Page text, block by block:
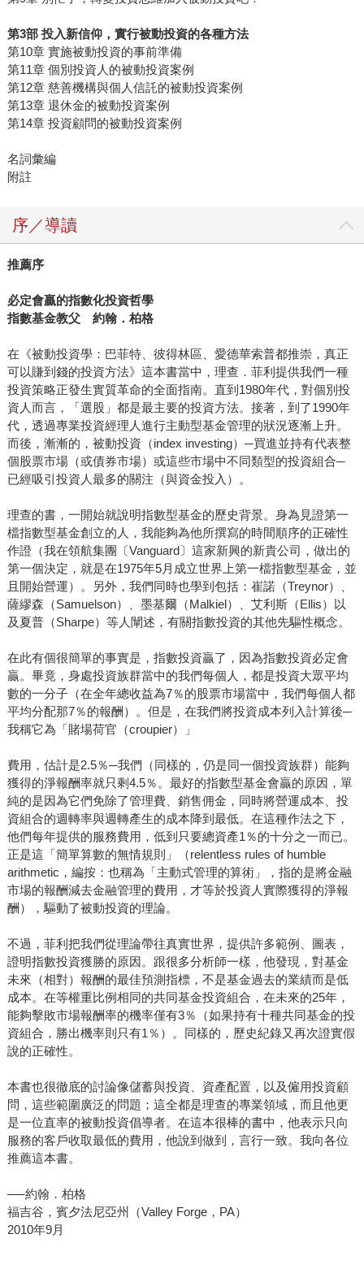
第3部 投入新信仰，實行被動投資的各種方法
第10章 實施被動投資的事前準備
第11章 個別投資人的被動投資案例
第12章 慈善機構與個人信託的被動投資案例
第13章 退休金的被動投資案例
第14章 投資顧問的被動投資案例
名詞彙編
附註
序／導讀
推薦序
必定會贏的指數化投資哲學
指數基金教父 約翰．柏格
在《被動投資學：巴菲特、彼得林區、愛德華索普都推崇，真正
可以賺到錢的投資方法》這本書當中，理查．菲利提供我們一種
投資策略正發生實質革命的全面指南。直到1980年代，對個別投
資人而言，「選股」都是最主要的投資方法。接著，到了1990年
代，透過專業投資經理人進行主動型基金管理的狀況逐漸上升。
而後，漸漸的，被動投資（index investing）─買進並持有代表整
個股票市場（或債券市場）或這些市場中不同類型的投資組合─
已經吸引投資人最多的關注（與資金投入）。
理查的書，一開始就說明指數型基金的歷史背景。身為見證第一
檔指數型基金創立的人，我能夠為他所撰寫的時間順序的正確性
作證（我在領航集團〔Vanguard〕這家新興的新貴公司，做出的
第一個決定，就是在1975年5月成立世界上第一檔指數型基金，並
且開始營運）。另外，我們同時也學到包括：崔諾（Treynor）、
薩繆森（Samuelson）、墨基爾（Malkiel）、艾利斯（Ellis）以
及夏普（Sharpe）等人闡述，有關指數投資的其他先驅性概念。
在此有個很簡單的事實是，指數投資贏了，因為指數投資必定會
贏。畢竟，身處投資族群當中的我們每個人，都是投資大眾平均
數的一分子（在全年總收益為7％的股票市場當中，我們每個人都
平均分配那7％的報酬）。但是，在我們將投資成本列入計算後─
我稱它為「賭場荷官（croupier）」
費用，估計是2.5％─我們（同樣的，仍是同一個投資族群）能夠
獲得的淨報酬率就只剩4.5％。最好的指數型基金會贏的原因，單
純的是因為它們免除了管理費、銷售佣金，同時將營運成本、投
資組合的週轉率與週轉產生的成本降到最低。在這種作法之下，
他們每年提供的服務費用，低到只要總資產1％的十分之一而已。
正是這「簡單算數的無情規則」（relentless rules of humble
arithmetic，編按：也稱為「主動式管理的算術」，指的是將金融
市場的報酬減去金融管理的費用，才等於投資人實際獲得的淨報
酬），驅動了被動投資的理論。
不過，菲利把我們從理論帶往真實世界，提供許多範例、圖表，
證明指數投資獲勝的原因。跟很多分析師一樣，他發現，對基金
未來（相對）報酬的最佳預測指標，不是基金過去的業績而是低
成本。在等權重比例相同的共同基金投資組合，在未來的25年，
能夠擊敗市場報酬率的機率僅有3％（如果持有十種共同基金的投
資組合，勝出機率則只有1％）。同樣的，歷史紀錄又再次證實假
說的正確性。
本書也很徹底的討論像儲蓄與投資、資產配置，以及僱用投資顧
問，這些範圍廣泛的問題；這全都是理查的專業領域，而且他更
是一位直率的被動投資倡導者。在這本很棒的書中，他表示只向
服務的客戶收取最低的費用，他說到做到，言行一致。我向各位
推薦這本書。
──約翰．柏格
福吉谷，賓夕法尼亞州（Valley Forge，PA）
2010年9月